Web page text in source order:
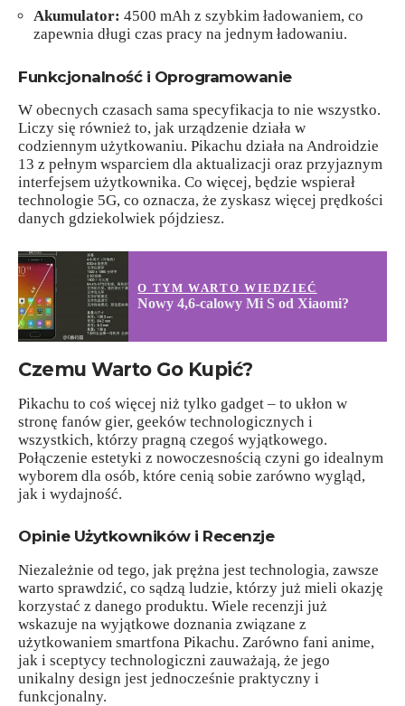
Akumulator: 4500 mAh z szybkim ładowaniem, co
zapewnia długi czas pracy na jednym ładowaniu.
Funkcjonalność i Oprogramowanie
W obecnych czasach sama specyfikacja to nie wszystko.
Liczy się również to, jak urządzenie działa w
codziennym użytkowaniu. Pikachu działa na Androidzie
13 z pełnym wsparciem dla aktualizacji oraz przyjaznym
interfejsem użytkownika. Co więcej, będzie wspierał
technologie 5G, co oznacza, że zyskasz więcej prędkości
danych gdziekolwiek pójdziesz.
O TYM WARTO WIEDZIEĆ
Nowy 4,6-calowy Mi S od Xiaomi?
Czemu Warto Go Kupić?
Pikachu to coś więcej niż tylko gadget – to ukłon w
stronę fanów gier, geeków technologicznych i
wszystkich, którzy pragną czegoś wyjątkowego.
Połączenie estetyki z nowoczesnością czyni go idealnym
wyborem dla osób, które cenią sobie zarówno wygląd,
jak i wydajność.
Opinie Użytkowników i Recenzje
Niezależnie od tego, jak prężna jest technologia, zawsze
warto sprawdzić, co sądzą ludzie, którzy już mieli okazję
korzystać z danego produktu. Wiele recenzji już
wskazuje na wyjątkowe doznania związane z
użytkowaniem smartfona Pikachu. Zarówno fani anime,
jak i sceptycy technologiczni zauważają, że jego
unikalny design jest jednocześnie praktyczny i
funkcjonalny.